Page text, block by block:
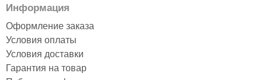
Информация
Оформление заказа
Условия оплаты
Условия доставки
Гарантия на товар